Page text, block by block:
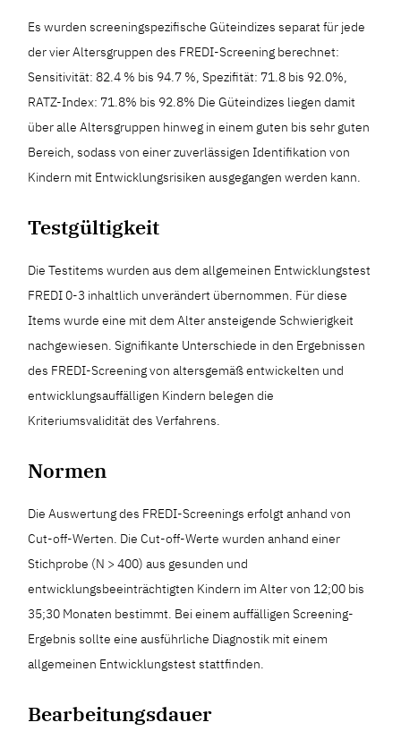
Es wurden screeningspezifische Güteindizes separat für jede
der vier Altersgruppen des FREDI-Screening berechnet:
Sensitivität: 82.4 % bis 94.7 %, Spezifität: 71.8 bis 92.0%,
RATZ-Index: 71.8% bis 92.8% Die Güteindizes liegen damit
über alle Altersgruppen hinweg in einem guten bis sehr guten
Bereich, sodass von einer zuverlässigen Identifikation von
Kindern mit Entwicklungsrisiken ausgegangen werden kann.
Testgültigkeit
Die Testitems wurden aus dem allgemeinen Entwicklungstest
FREDI 0-3 inhaltlich unverändert übernommen. Für diese
Items wurde eine mit dem Alter ansteigende Schwierigkeit
nachgewiesen. Signifikante Unterschiede in den Ergebnissen
des FREDI-Screening von altersgemäß entwickelten und
entwicklungsauffälligen Kindern belegen die
Kriteriumsvalidität des Verfahrens.
Normen
Die Auswertung des FREDI-Screenings erfolgt anhand von
Cut-off-Werten. Die Cut-off-Werte wurden anhand einer
Stichprobe (N > 400) aus gesunden und
entwicklungsbeeinträchtigten Kindern im Alter von 12;00 bis
35;30 Monaten bestimmt. Bei einem auffälligen Screening-
Ergebnis sollte eine ausführliche Diagnostik mit einem
allgemeinen Entwicklungstest stattfinden.
Bearbeitungsdauer